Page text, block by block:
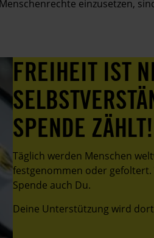
einzusetzen,
FREIHEIT IST
SPENDE ZÄHLT!
Täglich werden Menschen
festgenommen oder
Spende auch Du.
Deine Unterstützung wird